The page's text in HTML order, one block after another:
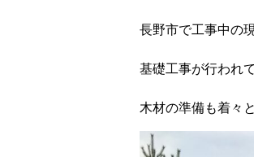
長野市で工事中の現
基礎工事が行われ
木材の準備も着々